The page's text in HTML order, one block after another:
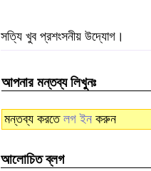
সত্যি খুব প্রশংসনীয় উদ্যোগ।
আপনার মন্তব্য লিখুনঃ
মন্তব্য করতে লগ ইন করুন
আলোচিত ব্লগ